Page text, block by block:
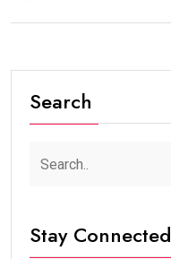
Search
Stay Connected